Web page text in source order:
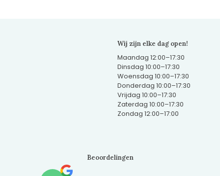
Wij zijn elke dag open!
Maandag 12:00–17:30
Dinsdag 10:00–17:30
Woensdag 10:00–17:30
Donderdag 10:00–17:30
Vrijdag 10:00–17:30
Zaterdag 10:00–17:30
Zondag 12:00–17:00
Beoordelingen